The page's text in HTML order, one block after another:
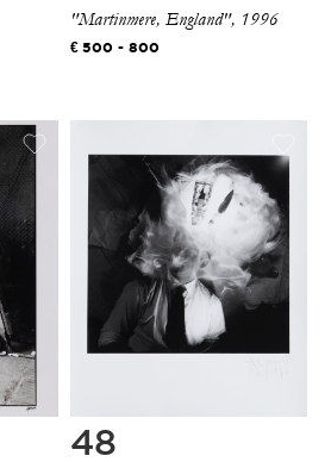
"Martinmere, England", 1996
500 - 800
48